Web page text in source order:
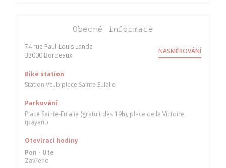
Obecné informace
74 rue Paul-Louis Lande
33000 Bordeaux((otevře se v novém okně)) NASMĚROVÁNÍ
Bike station
Station Vcub place Sainte Eulalie
Parkování
Place Sainte-Eulalie (gratuit dès 19h), place de la Victoire
(payant)
Otevírací hodiny
Pon - Ute
Zavřeno